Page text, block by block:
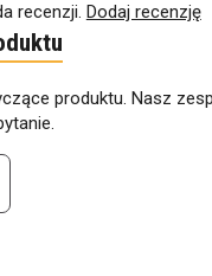
recenzji. Dodaj recenzję
produktu. Nasz